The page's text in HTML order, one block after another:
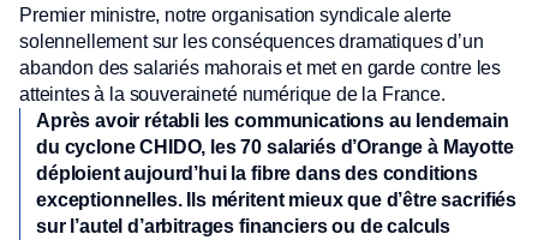
Premier ministre, notre organisation syndicale alerte
solennellement sur les conséquences dramatiques d’un
abandon des salariés mahorais et met en garde contre les
atteintes à la souveraineté numérique de la France.
Après avoir rétabli les communications au lendemain
du cyclone CHIDO, les 70 salariés d’Orange à Mayotte
déploient aujourd’hui la fibre dans des conditions
exceptionnelles. Ils méritent mieux que d’être sacrifiés
sur l’autel d’arbitrages financiers ou de calculs